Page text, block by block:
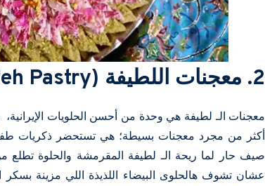
2. معجنات اللطيفة (Latifeh Pastry)
معجنات الـ لطيفة هي وحدة من أحسن الحلويات
أكثر من مجرد معجنات بسيطة؛ هي تستحضر ذكريات
صيف حار لما ريحة الـ لطيفة المقرمشة والحلوة
عشان تشوف هالحلوى البيضاء اللذيذة اللي مزينة بسكر